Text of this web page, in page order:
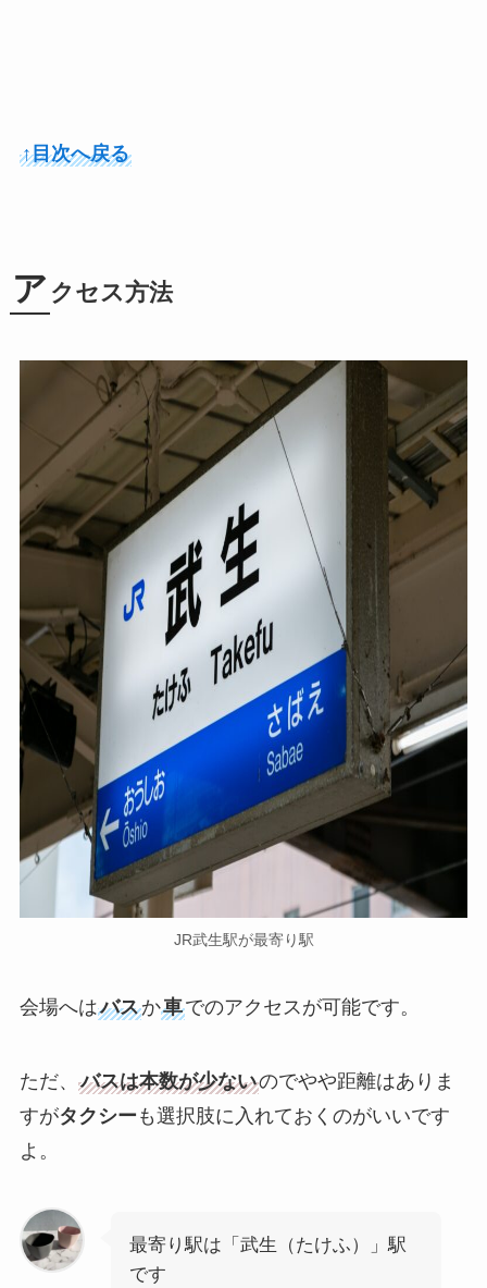
↑目次へ戻る
ア クセス方法
JR武生駅が最寄り駅
会場へはバスか車でのアクセスが可能です。
ただ、 バスは本数が少ないのでやや距離はありま
すがタクシー も選択肢に入れておくのがいいです
よ。
最寄り駅は「武生（たけふ）」駅
です